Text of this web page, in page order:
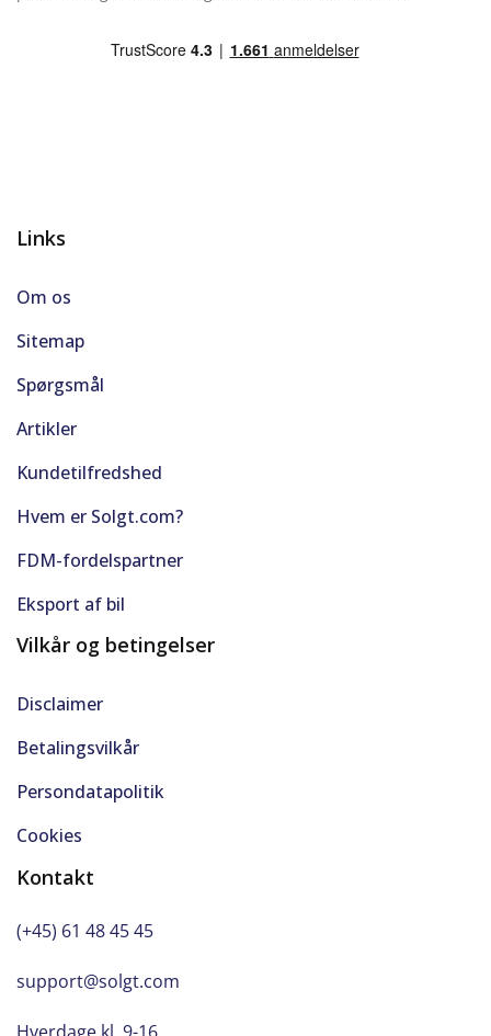
Links
Om os
Sitemap
Spørgsmål
Artikler
Kundetilfredshed
Hvem er Solgt.com?
FDM-fordelspartner
Eksport af bil
Vilkår og betingelser
Disclaimer
Betalingsvilkår
Persondatapolitik
Cookies
Kontakt
(+45) 61 48 45 45
support@solgt.com
Hverdage kl. 9-16